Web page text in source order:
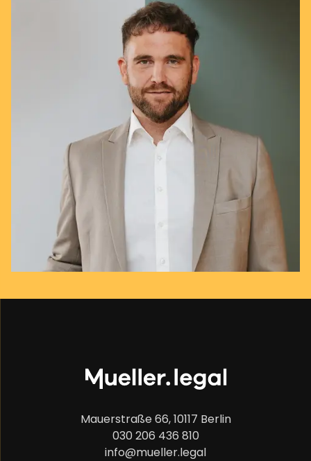
Mauerstraße 66, 10117 Berlin
030 206 436 810
info@mueller.legal